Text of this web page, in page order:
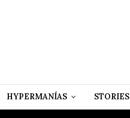
HYPERMANÍAS STORIES